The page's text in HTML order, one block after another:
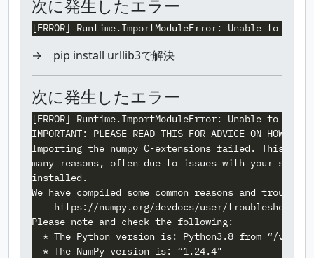
次に発生したエラー
→ pip install urllib3で解決
次に発生したエラー
[ERROR] Runtime.ImportModuleError: Unable to
IMPORTANT: PLEASE READ THIS FOR ADVICE ON HOW TO
Importing the numpy C-extensions failed. This
many reasons, often due to issues with your setup or
installed.
We have compiled some common reasons and
https://numpy.org/devdocs/user/
Please note and check the following:
* The Python version is: Python3.8 from “/var/
  * The NumPy version is: “1.24.4"